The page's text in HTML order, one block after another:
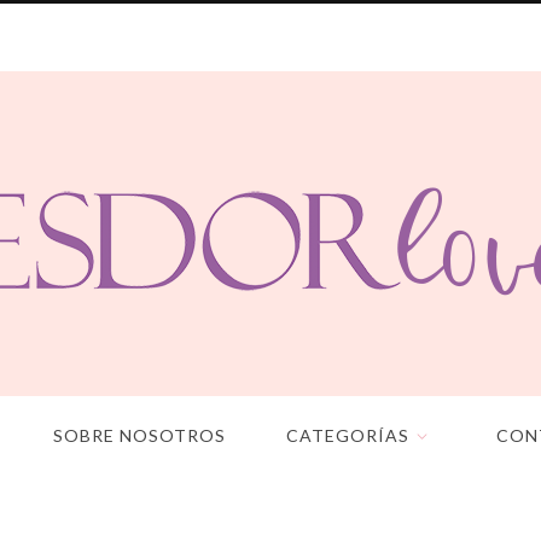
SOBRE NOSOTROS CATEGORÍAS